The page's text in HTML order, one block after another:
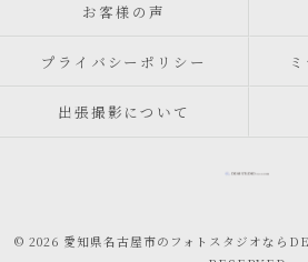
お客様の声
プライバシーポリシー
出張撮影について
© 2026 愛知県名古屋市のフォトスタジオなら